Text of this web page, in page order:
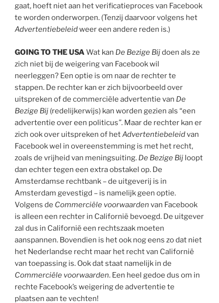
gaat, hoeft niet aan het verificatieproces van Facebook
te worden onderworpen. (Tenzij daarvoor volgens het
Advertentiebeleidweer een andere reden is.)
GOING TO THE USAWat kan De Bezige Bijdoen als ze
zich niet bij de weigering van Facebook wil
neerleggen? Een optie is om naar de rechter te
stappen. De rechter kan er zich bijvoorbeeld over
uitspreken of de commerciële advertentie van De
Bezige Bij (redelijkerwijs) kan worden gezien als “een
advertentie over een politicus”. Maar de rechter kan er
zich ook over uitspreken of hetAdvertentiebeleidvan
Facebook wel in overeenstemming is met het recht,
zoals de vrijheid van meningsuiting. De Bezige Bij loopt
dan echter tegen een extra obstakel op. De
Amsterdamse rechtbank – de uitgeverij is in
Amsterdam gevestigd – is namelijk geen optie.
Volgens de Commerciële voorwaarden van Facebook
is alleen een rechter in Californië bevoegd. De uitgever
zal dus in Californië een rechtszaak moeten
aanspannen. Bovendien is het ook nog eens zo dat niet
het Nederlandse recht maar het recht van Californië
van toepassing is. Ook dat staat namelijk in de
Commerciële voorwaarden. Een heel gedoe dus om in
rechte Facebook’s weigering de advertentie te
plaatsen aan te vechten!